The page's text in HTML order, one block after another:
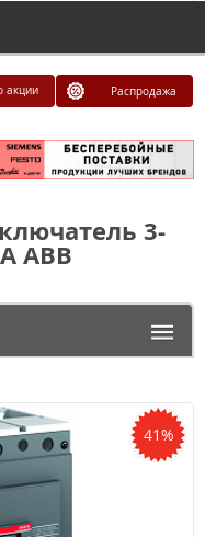
акции Распродажа
3-
ABB
41%